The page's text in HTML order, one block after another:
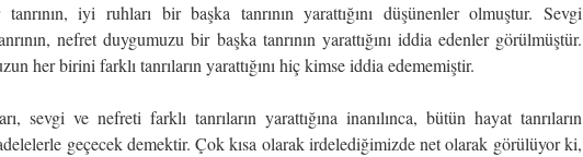
iyi ruhları bir başka tanrının yarattığını düşünenler olmuştur. Sevgi
nefret duygumuzu bir başka tanrının yarattığını iddia edenler görülmüştür.
her birini farklı tanrıların yarattığını hiç kimse iddia edememiştir.
sevgi ve nefreti farklı tanrıların yarattığına inanılınca, bütün hayat tanrıların
geçecek demektir. Çok kısa olarak irdelediğimizde net olarak görülüyor ki,